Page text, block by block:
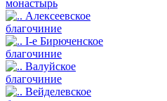
монастырь
Алексеевское
благочиние
I-е Бирюченское
благочиние
Валуйское
благочиние
Вейделевское